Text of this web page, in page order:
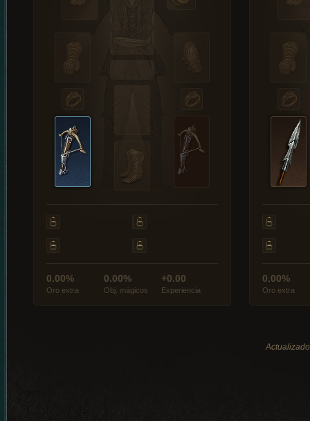
0.00%
Oro extra
0.00%
Obj. mágicos
+0.00
Experiencia
0.00%
Oro extra